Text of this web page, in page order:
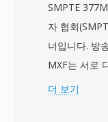
SMPTE
자 협회
너입니다. 방
MXF는 서로
디오, 오디오,
더 보기